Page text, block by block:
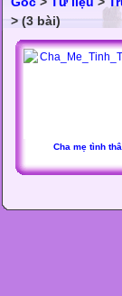
> (3 bài)
Cha mẹ tình